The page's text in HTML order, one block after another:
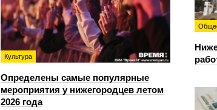
Культура
Определены самые популярные
мероприятия у нижегородцев летом
2026 года